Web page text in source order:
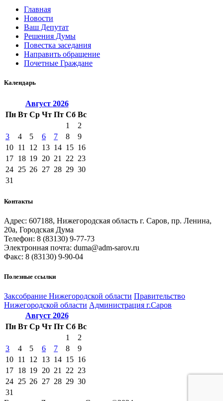
Главная
Новости
Ваш Депутат
Решения Думы
Повестка заседания
Направить обращение
Почетные Граждане
Календарь
Август 2026
Пн Вт Ср Чт Пт Сб Вс
1
2
3
4 5 6 7 8
9
10 11 12 13 14 15 16
17 18 19 20 21 22 23
24 25 26 27 28 29 30
31
Контакты
Адрес: 607188, Нижегородская область г. Саров, пр. Ленина,
20а, Городская Дума
Телефон: 8 (83130) 9-77-73
Электронная почта: duma@adm-sarov.ru
Факс: 8 (83130) 9-90-04
Полезные ссылки
Закcобрание Нижегородской области Правительство
Нижегородской области Администрация г.Саров
Август 2026
Пн Вт Ср Чт Пт Сб Вс
1
2
3
4 5 6 7 8
9
10 11 12 13 14 15 16
17 18 19 20 21 22 23
24 25 26 27 28 29 30
31